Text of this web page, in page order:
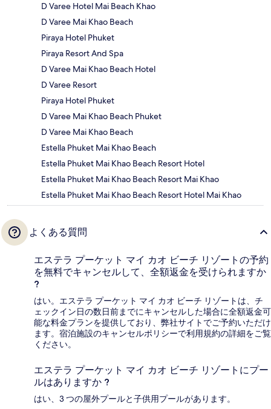
D Varee Hotel Mai Beach Khao
D Varee Mai Khao Beach
Piraya Hotel Phuket
Piraya Resort And Spa
D Varee Mai Khao Beach Hotel
D Varee Resort
Piraya Hotel Phuket
D Varee Mai Khao Beach Phuket
D Varee Mai Khao Beach
Estella Phuket Mai Khao Beach
Estella Phuket Mai Khao Beach Resort Hotel
Estella Phuket Mai Khao Beach Resort Mai Khao
Estella Phuket Mai Khao Beach Resort Hotel Mai Khao
よくある質問
エステラ プーケット マイ カオ ビーチ リゾートの予約
を無料でキャンセルして、全額返金を受けられますか
?
はい。エステラ プーケット マイ カオ ビーチ リゾートは、チ
ェックイン日の数日前までにキャンセルした場合に全額返金可
能な料金プランを提供しており、弊社サイトでご予約いただけ
ます。宿泊施設のキャンセルポリシーで利用規約の詳細をご覧
ください。
エステラ プーケット マイ カオ ビーチ リゾートにプー
ルはありますか ?
はい、3 つの屋外プールと子供用プールがあります。